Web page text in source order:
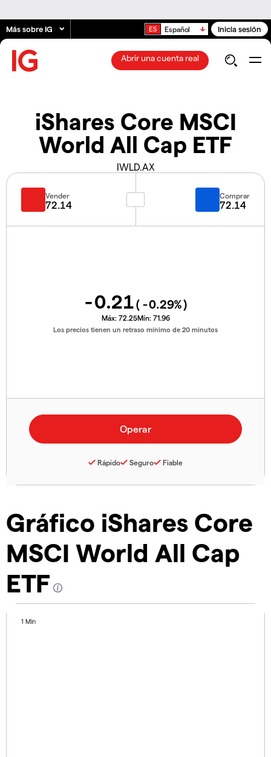
Más sobre IG Español Inicia sesión
Abrir una cuenta real
iShares Core MSCI
World All Cap ETF
IWLD.AX
Gráfico iShares Core
MSCI World All Cap
ETF
1 Min
Vender
72.14
Comprar
72.14
-0.21( -0.29%)
Máx: 72.25Mín: 71.96
Los precios tienen un retraso mínimo de 20 minutos
Rápido Seguro Fiable